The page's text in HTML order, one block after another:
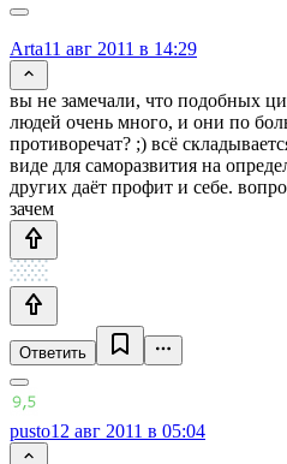
Arta11 авг 2011 в 14:29
вы не замечали, что подобных
людей очень много, и они по
противоречат? ;) всё
виде для саморазвития на
других даёт профит и себе.
зачем
Ответить
pusto12 авг 2011 в 05:04